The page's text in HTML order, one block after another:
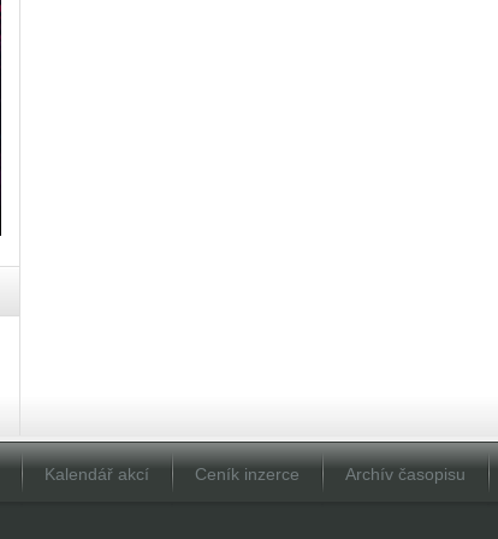
Kalendář akcí Ceník inzerce Archív časopisu